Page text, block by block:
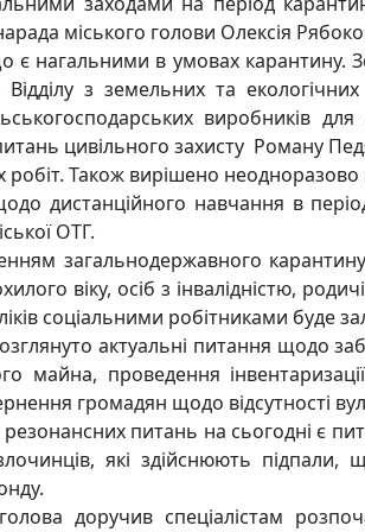
міського голови Олексія
нагальними в умовах карантину.
Відділу з земельних та
виробників
цивільного захисту Роману
робіт. Також вирішено
дистанційного навчання в
ОТГ.
загальнодержавного
віку, осіб з інвалідністю,
соціальними робітниками буде
актуальні питання щодо
майна, проведення
громадян щодо відсутності
питань на сьогодні є
які здійснюють
доручив спеціалістам